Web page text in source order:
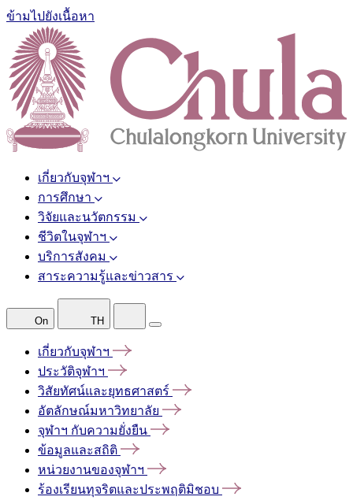
ข้ามไปยังเนื้อหา
เกี่ยวกับจุฬาฯ
การศึกษา
วิจัยและนวัตกรรม
ชีวิตในจุฬาฯ
บริการสังคม
สาระความรู้และข่าวสาร
On TH
เกี่ยวกับจุฬาฯ
ประวัติจุฬาฯ
วิสัยทัศน์และยุทธศาสตร์
อัตลักษณ์มหาวิทยาลัย
จุฬาฯ กับความยั่งยืน
ข้อมูลและสถิติ
หน่วยงานของจุฬาฯ
ร้องเรียนทุจริตและประพฤติมิชอบ